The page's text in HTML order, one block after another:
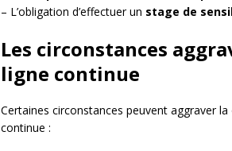
– L’obligation d’effectuer un stage de
Les circonstances
ligne continue
Certaines circonstances peuvent aggraver
continue :